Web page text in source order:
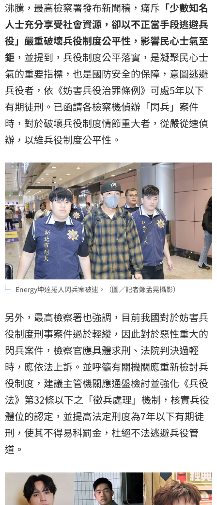
沸騰，最高檢察署發布新聞稿，痛斥 「少數知名
人士充分享受社會資源，卻以不正當手段逃避兵
役」嚴重破壞兵役制度公平性，影響民心士氣至
鉅 ，並提到，兵役制度公平落實，是凝聚民心士
氣的重要指標，也是國防安全的保障，意圖逃避
兵役者，依《妨害兵役治罪條例》可處5年以下
有期徒刑。已函請各檢察機偵辦「閃兵」案件
時，對於破壞兵役制度情節重大者，從嚴從速偵
辦，以維兵役制度公平性。
Energy坤達捲入閃兵案被逮。（圖／記者鄭孟晃攝影）
另外，最高檢察署也強調，目前我國對於妨害兵
役制度刑事案件過於輕縱，因此對於惡性重大的
閃兵案件，檢察官應具體求刑、法院判決過輕
時，應依法上訴。並呼籲有關機關應重新檢討兵
役制度，建議主管機關應通盤檢討並強化《兵役
法》第32條以下之「徵兵處理」機制，核實兵役
體位的認定，並提高法定刑度為7年以下有期徒
刑，使其不得易科罰金，杜絕不法逃避兵役管
道。